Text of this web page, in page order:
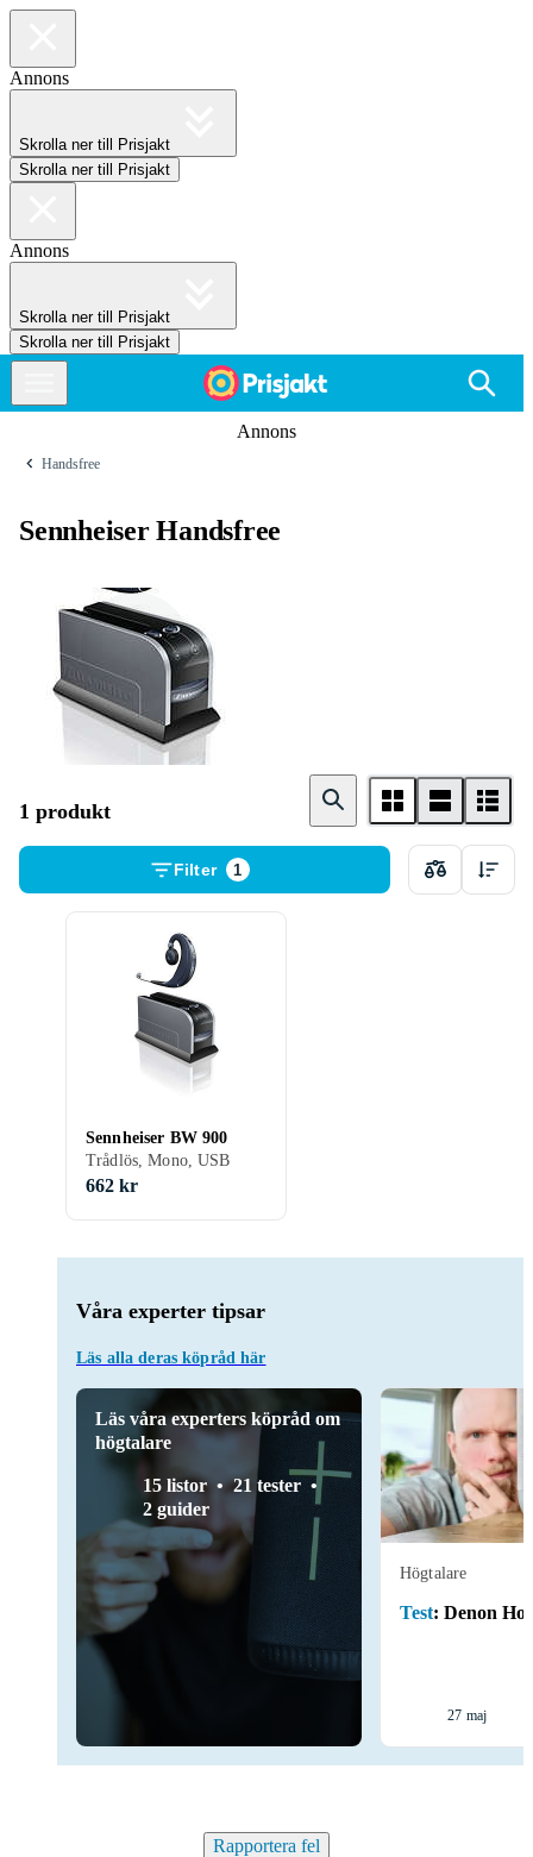
Annons
Skrolla ner till Prisjakt
Skrolla ner till Prisjakt
Annons
Skrolla ner till Prisjakt
Skrolla ner till Prisjakt
Annons
Handsfree
Sennheiser Handsfree
Headset
1 produkt
Filter 1
Våra experter tipsar
Läs alla deras köpråd här
Läs våra experters köpråd om
högtalare
15 listor
21 tester
2 guider
Högtalare
Test: Denon
27 maj
Sennheiser BW 900
Trådlös, Mono, USB
662 kr
Rapportera fel